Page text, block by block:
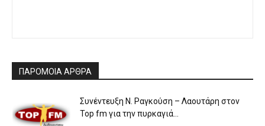
ΠΑΡΟΜΟΙΑ ΑΡΘΡΑ
Συνέντευξη Ν. Ραγκούση – Λαουτάρη στον
Top fm για την πυρκαγιά...